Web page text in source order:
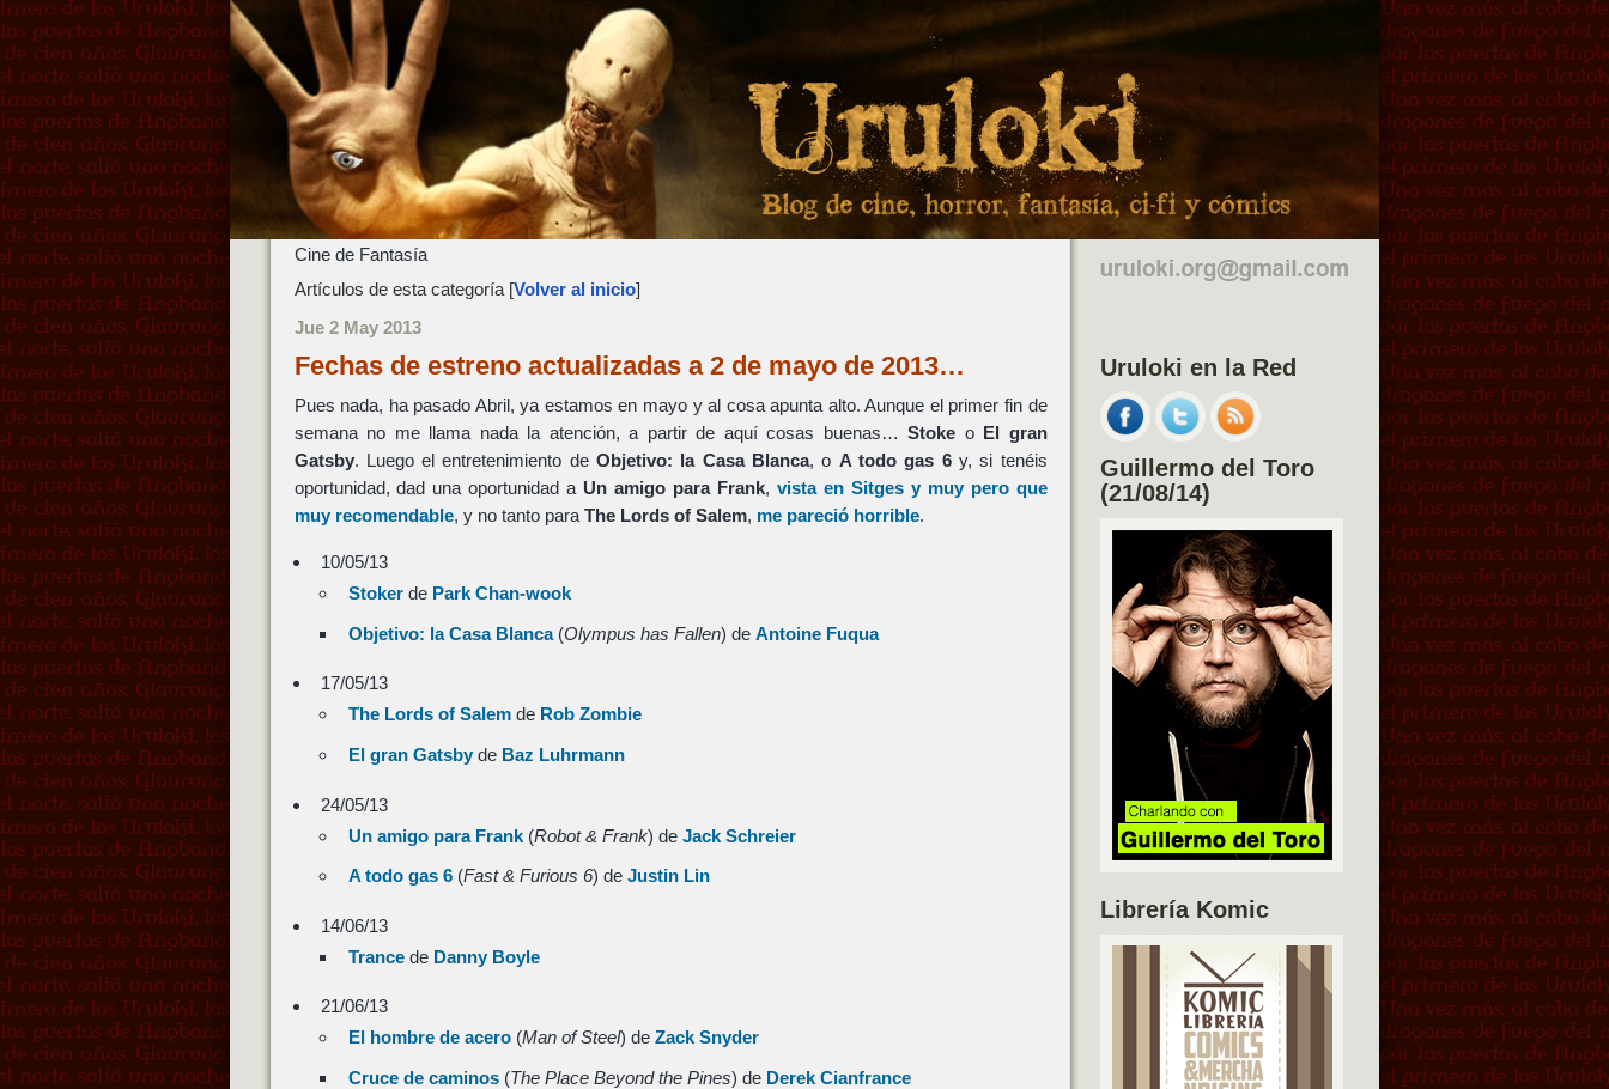
Cine de Fantasía
Artículos de esta categoría [Volver al inicio]
Jue 2 May 2013
Fechas de estreno actualizadas a 2 de mayo de 2013…
Pues nada, ha pasado Abril, ya estamos en mayo y al cosa apunta alto. Aunque el primer fin de
semana no me llama nada la atención, a partir de aquí cosas buenas…Stoke o El gran
Gatsby. Luego el entretenimiento deObjetivo: la Casa Blanca, o A todo gas 6y, si tenéis
oportunidad, dad una oportunidad a Un amigo para Frank, vista en Sitges y muy pero que
muy recomendable, y no tanto para The Lords of Salem, me pareció horrible.
10/05/13
Stokerde Park Chan-wook
Objetivo: la Casa Blanca(Olympus has Fallen) de Antoine Fuqua
17/05/13
The Lords of Salemde Rob Zombie
El gran Gatsbyde Baz Luhrmann
24/05/13
Un amigo para Frank(Robot & Frank) de Jack Schreier
A todo gas 6(Fast & Furious 6) de Justin Lin
14/06/13
Trancede Danny Boyle
21/06/13
El hombre de acero(Man of Steel) de Zack Snyder
Cruce de caminos(The Place Beyond the Pines) de Derek Cianfrance
Uruloki en la Red
Guillermo del Toro
(21/08/14)
Librería Komic